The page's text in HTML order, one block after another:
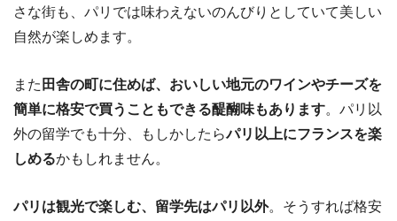
さな街も、パリでは味わえないのんびりとしていて美しい
自然が楽しめます。
また 田舎の町に住めば、おいしい地元のワインやチーズを
簡単に格安で買うこともできる醍醐味もあります。パリ以
外の留学でも十分、もしかしたらパリ以上にフランスを楽
しめるかもしれません。
パリは観光で楽しむ、留学先はパリ以外。そうすれば格安